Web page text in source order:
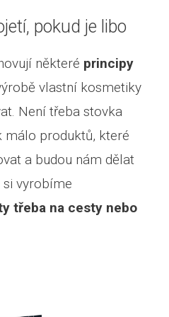
pokud je libo
některé principy
vlastní kosmetiky
Není třeba stovka
málo produktů, které
a budou nám dělat
si vyrobíme
třeba na cesty nebo